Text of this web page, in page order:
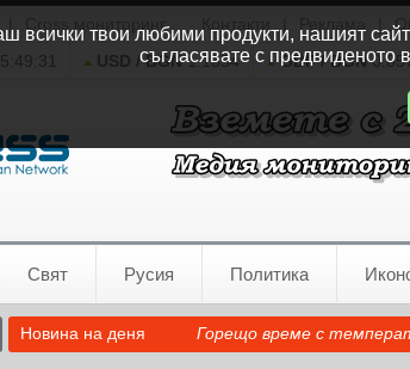
Cross мониторинг
USD / BGN1.1554 GBP / BGN
Свят Русия Политика
Новина на деня Горещо време с
всички твои любими продукти, нашият
съгласявате с предвиденото